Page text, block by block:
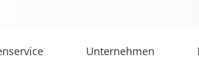
Unternehmen